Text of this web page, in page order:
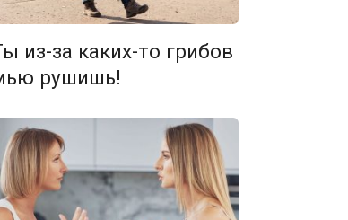
из-за каких-то грибов
рушишь!